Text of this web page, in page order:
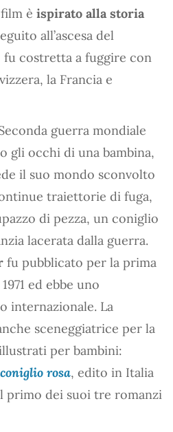
è ispirato alla storia
all’ascesa del
fu costretta a fuggire con
la Francia e
guerra mondiale
gli occhi di una bambina,
il suo mondo sconvolto
traiettorie di fuga,
di pezza, un coniglio
lacerata dalla guerra.
fu pubblicato per la prima
ed ebbe uno
internazionale. La
sceneggiatrice per la
per bambini:
rosa, edito in Italia
primo dei suoi tre romanzi